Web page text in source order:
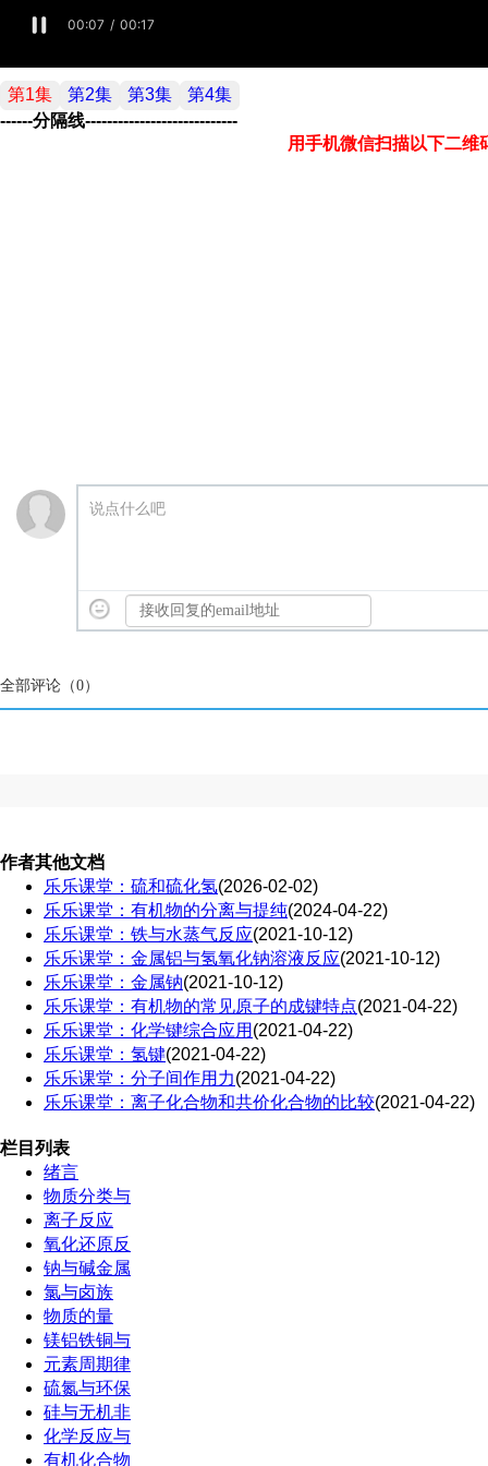
第1集 第2集 第3集
第4集
------分隔线----------------------------
用手机微信扫描以下二
说点什么吧
全部评论（0）
作者其他文档
乐乐课堂：硫和硫化氢(2026-02-02)
乐乐课堂：有机物的分离与提纯(2024-04-22)
乐乐课堂：铁与水蒸气反应(2021-10-12)
乐乐课堂：金属铝与氢氧化钠溶液反应(2021-10-12)
乐乐课堂：金属钠(2021-10-12)
乐乐课堂：有机物的常见原子的成键特点(2021-04-22)
乐乐课堂：化学键综合应用 (2021-04-22)
乐乐课堂：氢键(2021-04-22)
乐乐课堂：分子间作用力(2021-04-22)
乐乐课堂：离子化合物和共价化合物的比较(2021-04-22)
栏目列表
绪言
物质分类与
离子反应
氧化还原反
钠与碱金属
氯与卤族
物质的量
镁铝铁铜与
元素周期律
硫氮与环保
硅与无机非
化学反应与
有机化合物